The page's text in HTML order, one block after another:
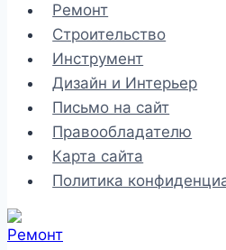
Ремонт
Строительство
Инструмент
Дизайн и Интерьер
Письмо на сайт
Правообладателю
Карта сайта
Политика